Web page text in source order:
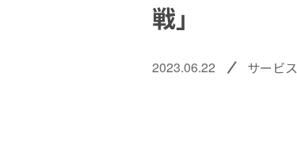
戦」
2023.06.22 サービス